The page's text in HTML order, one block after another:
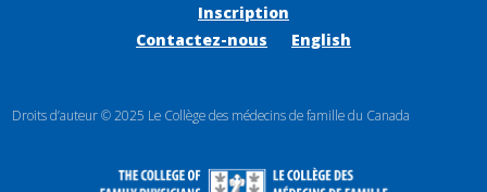
Inscription
Contactez-nous
English
Droits d’auteur © 2025 Le Collège des médecins de famille du Canada